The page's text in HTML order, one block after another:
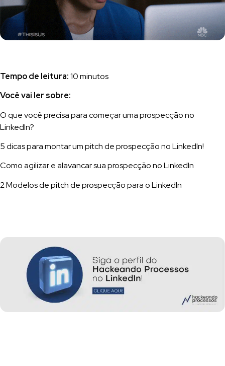
Tempo de leitura:10 minutos
Você vai ler sobre:
O que você precisa para começar uma prospecção no
LinkedIn?
5 dicas para montar um pitch de prospecção no LinkedIn!
Como agilizar e alavancar sua prospecção no LinkedIn
2 Modelos de pitch de prospecção para o LinkedIn